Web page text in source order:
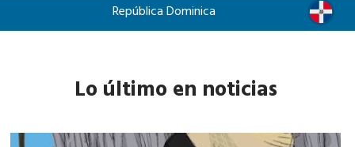
República Dominica
Lo último en noticias